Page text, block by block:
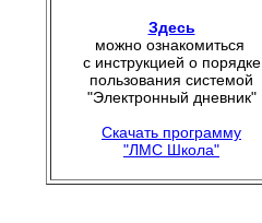
Здесь
можно ознакомиться
с инструкцией о порядке
пользования системой
"Электронный дневник"
Скачать программу
"ЛМС Школа"